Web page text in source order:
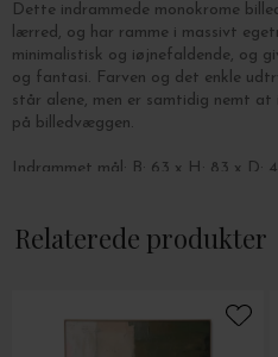
Dette indrammede monokrome
lærred, og har ramme i massivt
minimalistisk og iøjnefaldende, og
og fantasi. Farven og det enkle
står alene, men er samtidig nemt
på billedvæggen.
Indrammet mål: B: 63 x H: 83 x D: 4
Relaterede produkter